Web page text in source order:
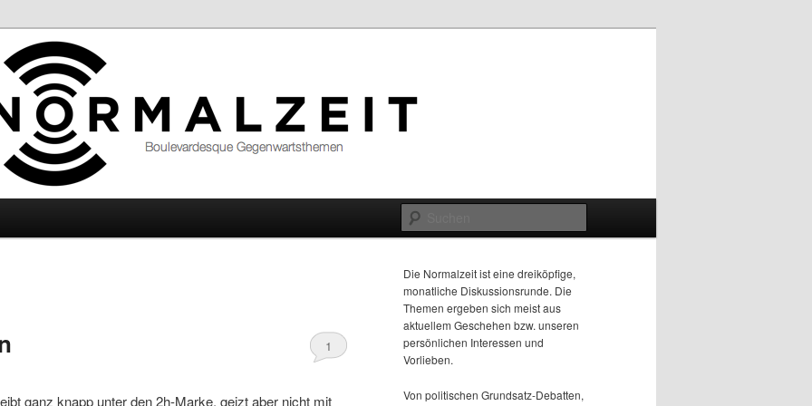
1
ganz knapp unter den 2h-Marke, geizt aber nicht mit
Die Normalzeit ist eine dreiköpfige,
monatliche Diskussionsrunde. Die
Themen ergeben sich meist aus
aktuellem Geschehen bzw. unseren
persönlichen Interessen und
Vorlieben.
Von politischen Grundsatz-Debatten,